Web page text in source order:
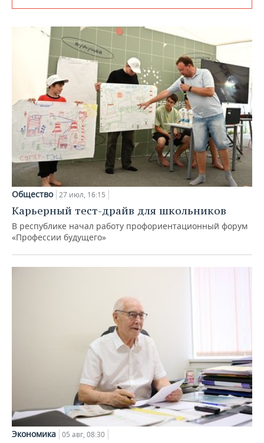
Общество 27 июл, 16:15
Карьерный тест-драйв для школьников
В республике начал работу профориентационный форум
«Профессии будущего»
Экономика 05 авг, 08:30